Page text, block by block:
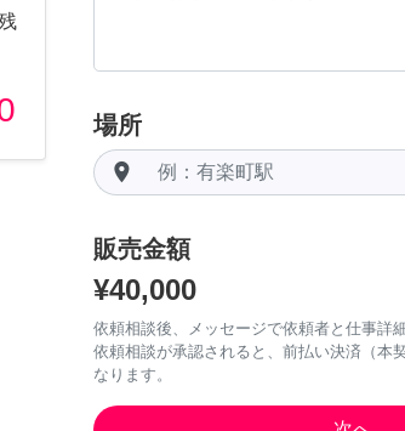
場所
room
販売金額
¥40,000
依頼相談後、メッセージで依頼者と仕事詳
依頼相談が承認されると、前払い決済（本
なります。